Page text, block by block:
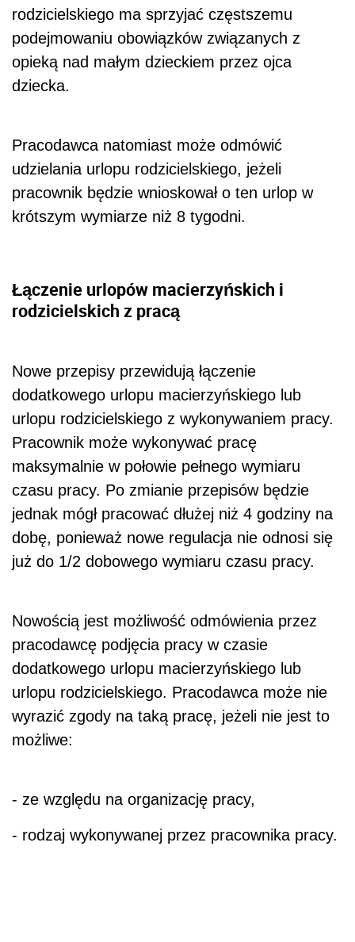
rodzicielskiego ma sprzyjać częstszemu
podejmowaniu obowiązków związanych z
opieką nad małym dzieckiem przez ojca
dziecka.
Pracodawca natomiast może odmówić
udzielania urlopu rodzicielskiego, jeżeli
pracownik będzie wnioskował o ten urlop w
krótszym wymiarze niż 8 tygodni.
Łączenie urlopów macierzyńskich i
rodzicielskich z pracą
Nowe przepisy przewidują łączenie
dodatkowego urlopu macierzyńskiego lub
urlopu rodzicielskiego z wykonywaniem pracy.
Pracownik może wykonywać pracę
maksymalnie w połowie pełnego wymiaru
czasu pracy. Po zmianie przepisów będzie
jednak mógł pracować dłużej niż 4 godziny na
dobę, ponieważ nowe regulacja nie odnosi się
już do 1/2 dobowego wymiaru czasu pracy.
Nowością jest możliwość odmówienia przez
pracodawcę podjęcia pracy w czasie
dodatkowego urlopu macierzyńskiego lub
urlopu rodzicielskiego. Pracodawca może nie
wyrazić zgody na taką pracę, jeżeli nie jest to
możliwe:
- ze względu na organizację pracy,
- rodzaj wykonywanej przez pracownika pracy.